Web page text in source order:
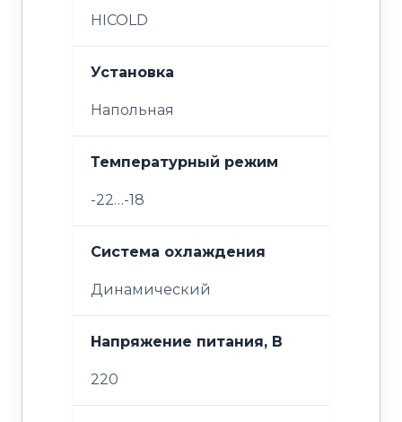
HICOLD
Установка
Напольная
Температурный режим
-22…-18
Система охлаждения
Динамический
Напряжение питания, В
220